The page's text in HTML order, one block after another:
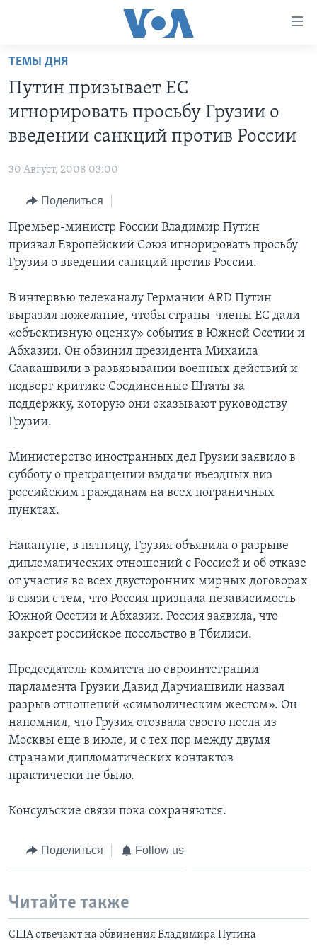
Перейти
основной
контент
Перейти
основной
навигации
Перейти
поиск
ПРОГРАММЫ
ИТОГИ
ПОЧЕМУ ЭТО ВАЖНО?
ДИСКУССИЯ VOA
АМЕРИКА. БОЛЬШОЕ ПУТЕШЕСТВИЕ
ПРОЕКТЫ
НАША АМЕРИКАНСКАЯ ИСТОРИЯ
А КАК В АМЕРИКЕ?
АРТЕФАКТЫ
АМЕРИКАНСКИЕ ГОРОДКИ
ИНТЕРВЬЮ
ФАКТЫ ПРОТИВ ФЕЙКОВ
ЗА СВОБОДУ ПРЕССЫ
УЧИМ АНГЛИЙСКИЙ
ПОДПИСКА НА НОВОСТИ
Learning English
ТЕМЫ ДНЯ
Путин призывает ЕС
игнорировать просьбу Грузии о
введении санкций против России
30 Август, 2008 03:00
Поделиться
Премьер-министр России Владимир Путин
призвал Европейский Союз игнорировать просьбу
Грузии о введении санкций против России.
В интервью телеканалу Германии ARD Путин
выразил пожелание, чтобы страны-члены ЕС дали
«объективную оценку» события в Южной Осетии и
Абхазии. Он обвинил президента Михаила
Саакашвили в развязывании военных действий и
подверг критике Соединенные Штаты за
поддержку, которую они оказывают руководству
Грузии.
Министерство иностранных дел Грузии заявило в
субботу о прекращении выдачи въездных виз
российским гражданам на всех пограничных
пунктах.
Накануне, в пятницу, Грузия объявила о разрыве
дипломатических отношений с Россией и об отказе
от участия во всех двусторонних мирных договорах
в связи с тем, что Россия признала независимость
Южной Осетии и Абхазии. Россия заявила, что
закроет российское посольство в Тбилиси.
Председатель комитета по евроинтеграции
парламента Грузии Давид Дарчиашвили назвал
разрыв отношений «символическим жестом». Он
напомнил, что Грузия отозвала своего посла из
Москвы еще в июле, и с тех пор между двумя
странами дипломатических контактов
практически не было.
Консульские связи пока сохраняются.
Поделиться Follow us
Читайте также
США отвечают на обвинения Владимира Путина